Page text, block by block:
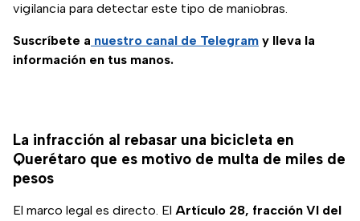
vigilancia para detectar este tipo de maniobras.
Suscríbete a nuestro canal de Telegram y lleva la
información en tus manos.
La infracción al rebasar una bicicleta en
Querétaro que es motivo de multa de miles de
pesos
El marco legal es directo. El Artículo 28, fracción VI del